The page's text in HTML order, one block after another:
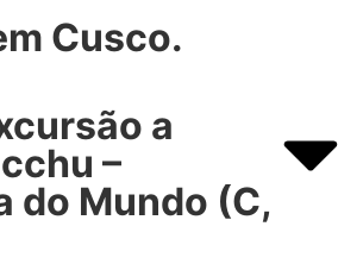
Cusco.
a
–
do Mundo (C,